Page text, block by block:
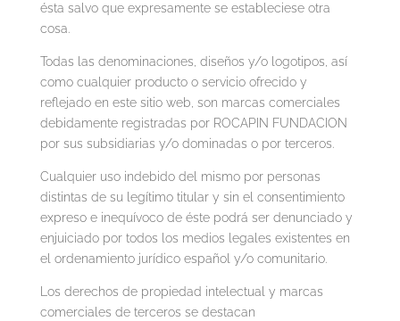
ésta salvo que expresamente se estableciese otra
cosa.
Todas las denominaciones, diseños y/o logotipos, así
como cualquier producto o servicio ofrecido y
reflejado en este sitio web, son marcas comerciales
debidamente registradas por ROCAPIN FUNDACION
por sus subsidiarias y/o dominadas o por terceros.
Cualquier uso indebido del mismo por personas
distintas de su legítimo titular y sin el consentimiento
expreso e inequívoco de éste podrá ser denunciado y
enjuiciado por todos los medios legales existentes en
el ordenamiento jurídico español y/o comunitario.
Los derechos de propiedad intelectual y marcas
comerciales de terceros se destacan